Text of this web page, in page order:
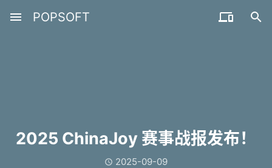
menu POPSOFT  
2025 ChinaJoy 赛事战报发布！
 2025-09-09